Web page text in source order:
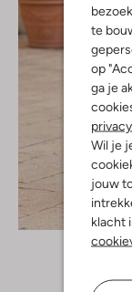
te
op
ga je
Wil je
jouw
klacht